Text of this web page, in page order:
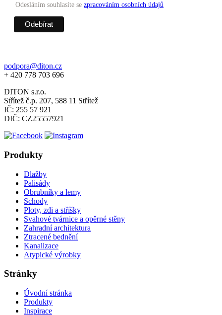
Odesláním souhlasíte se zpracováním osobních údajů
podpora@diton.cz
+ 420 778 703 696
DITON s.r.o.
Střítež č.p. 207, 588 11 Střítež
IČ: 255 57 921
DIČ: CZ25557921
Produkty
Dlažby
Palisády
Obrubníky a lemy
Schody
Ploty, zdi a stříšky
Svahové tvárnice a opěrné stěny
Zahradní architektura
Ztracené bednění
Kanalizace
Atypické výrobky
Stránky
Úvodní stránka
Produkty
Inspirace